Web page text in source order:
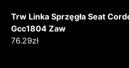
Trw Linka Sprzęgła Seat
Gcc1804 Zaw
76.29zł